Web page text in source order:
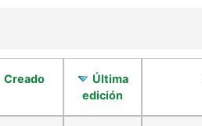
Creado
Última
edición